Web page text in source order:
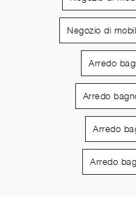
Negozio di
Arredo
Arredo
Arredo
Arredo